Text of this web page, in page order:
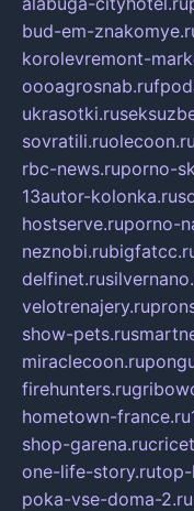
bud-em-
korolevremont-
oooagrosnab.ru
ukrasotki.ru
sovratili.ruolecoon.ru
rbc-news.ruporno-
13autor-kolonka.ru
hostserve.ruporno-
neznobi.ru
delfinet.ru
velotrenajery.ru
show-pets.ru
miraclecoon.ru
firehunters.ru
hometown-france.ru
shop-garena.ru
one-life-story.rutop-
poka-vse-doma-2.ru